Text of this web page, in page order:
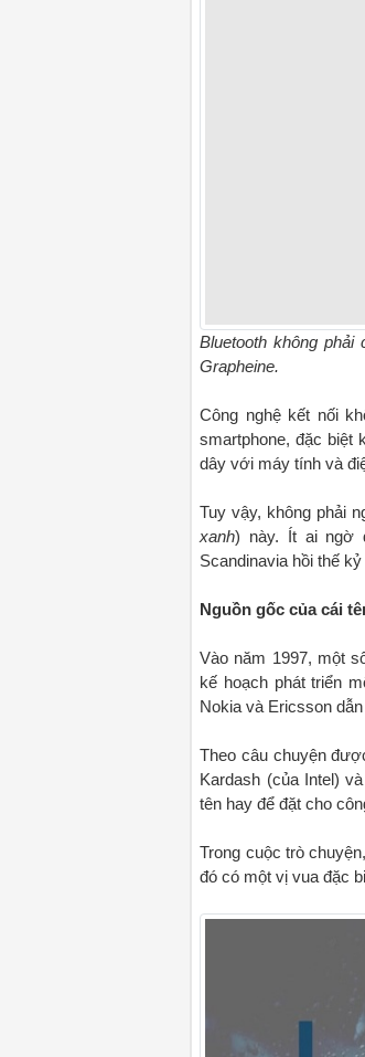
Bluetooth không
Grapheine.
Công nghệ kết nối
smartphone, đặc biệt
dây với máy tính và
Tuy vậy, không phải
xanh) này. Ít ai ngờ
Scandinavia hồi thế
Nguồn gốc của cái
Vào năm 1997, một
kế hoạch phát triển
Nokia và Ericsson
Theo câu chuyện
Kardash (của Intel)
tên hay để đặt cho
Trong cuộc trò
đó có một vị vua đặc